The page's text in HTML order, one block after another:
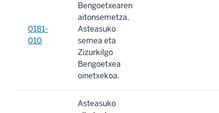
0181-
010
Bengoetxearen
aitonsemetza.
Asteasuko
semea eta
Zizurkilgo
Bengoetxea
oinetxekoa.
Asteasuko